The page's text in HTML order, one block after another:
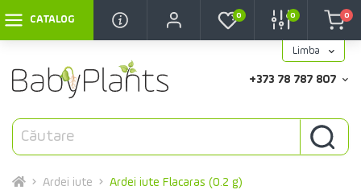
CATALOG
Limba
0 0 0
+373 78 787 807
Ardei iute Ardei iute Flacaras (0.2 g)